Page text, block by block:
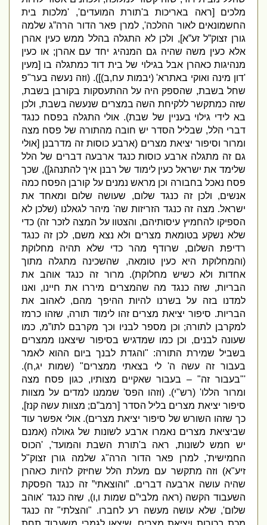
מלכים[ ראה באריכות ב תורת המועדים', 'מלכות בית
החשמונאים לאור ההלכה',למרן פאר הדור הרה”ג שלמה
גורן זצוק”ל זע”א],ולכן לא התגלה בהלל ממש כעין אהרן
אלא כעין משה שהיה גם המנהיג יחד עם אהרן;או כעין
מנהיגות כאהרן אבל בגילוי של בית דוד כמתגלה בו[מעין
דון מינה ואוקי באתרא' (יבמות עח,ב)]). (וזה נעשה בער"פ
שחל בשבת,שהספק היה על ההתעסקות בקורבן בשבת,
שזה כמתקשר ללקיחת השה במצרים שנעשה בשבת,ולכן
בא לידי גילוי בעניין של שבת).אולי התגלה בפסח כנגד
דברי הלל,שבליל הסדר יש חובה מהתורה של פסח מצה
ומרור וסיפור יציאת מצרים(ארבע כוסות זה מדרבנן[אולי
גם זה מתגלה ארבע כוסות כנגד ארבעה דברים של הלל
שלימד את ישראל כעין לימוד של רבנן איך להתנהג]),שכך
פסח נאכל בחבורה וכן מראש נמנים על קורבן הפסח כמה
אנשים,ולכן זה כנגד שלום,שעושה שלום ומאחד את
ישראל.מצה זה כנגד הזריזות שה'מיהר לגאלנו(שלכן לא
הספיקו להחמיץ עיסותיהם,והצטוו על המצה לזכר זה)כדי
שלא נשקע בטומאת מצרים ולא נצא משם,לכן זה כנגד
רדיפת השלום,שרודף מהר כדי שלא תהיה מחלוקת
והמחלוקת היא כעין טומאה,שהשכינה מתגלה מתוך
אחדות ולא כשיש מחלוקת).מרור זה כנגד אוהב את
הבריות,שזה כנגד מה שהמצרים מיררו את חיינו,ואנו
למדנו בזה על בשרנו להיות ההיפך מהם,לאהוב את
הבריות.סיפור יציאת מצרים זהו לימוד תורה,שזהו כרמז
למקרבן לתורה;וכן מספר לבניו וכך מקרבם לתו”מ,כמו
שעונה לבנים,וכן כמו שמדגיש בסיפור שיצאנו ממצרים
בשביל שמירת התורה: " והגדת לבנך ביום ההוא לאמר
בעבור זה עשה ה
'לי בצאתי ממצרים" ( שמות יג ח).
בעבור זה " –בעבור שאקיים מצותיו,כגון פסח מצה
ומרור הללו' (רש"י). (וזהו הפס'שממנו למדים על מצוות
סיפור יציאת מצרים בליל הסדר[רמב”ם;מצוות עשה קנז],
כך שזהו השורש של סיפור יציאת מצרים).אולי אפשר עוד
שביציאת מצרים נאמרו ארבע לשונות של גאולה(אמנם
יש חמש לשונות,ראה ב תורת השבת והמועד', 'הכוס
החמישית',למרן פאר הדור הרה"ג שלמה גורן זצוק"ל
זיע"א)וזה מתקשר עם מעלת הלל שחיזק להיות כאהרן
שהיה עושה ארבעה דברים. ”והוצאתי” זה כנגד הפסקת
השעבוד הקשה(ראה מלבי”ם שמות ו,ו ),שזה כנגד'אוהב
שלום',שלא עושה מעשה רע לחברו. " והצלתי"זה כנגד